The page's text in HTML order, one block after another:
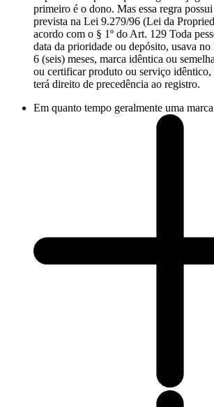
primeiro é o dono. Mas essa regra
prevista na Lei 9.279/96 (Lei da
acordo com o § 1º do Art. 129 Toda
data da prioridade ou depósito, usava no
6 (seis) meses, marca idêntica ou
ou certificar produto ou serviço idêntico,
terá direito de precedência ao registro.
Em quanto tempo geralmente uma